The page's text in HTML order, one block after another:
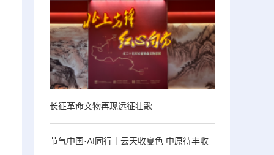
长征革命文物再现远征壮歌
节气中国·AI同行｜云天收夏色 中原待丰收